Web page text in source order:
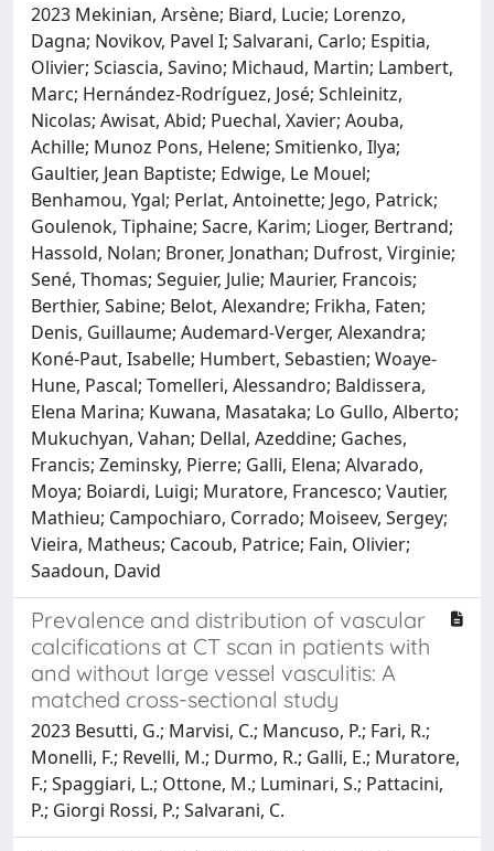
2023 Mekinian, Arsène; Biard, Lucie; Lorenzo,
Dagna; Novikov, Pavel I; Salvarani, Carlo; Espitia,
Olivier; Sciascia, Savino; Michaud, Martin; Lambert,
Marc; Hernández-Rodríguez, José; Schleinitz,
Nicolas; Awisat, Abid; Puechal, Xavier; Aouba,
Achille; Munoz Pons, Helene; Smitienko, Ilya;
Gaultier, Jean Baptiste; Edwige, Le Mouel;
Benhamou, Ygal; Perlat, Antoinette; Jego, Patrick;
Goulenok, Tiphaine; Sacre, Karim; Lioger, Bertrand;
Hassold, Nolan; Broner, Jonathan; Dufrost, Virginie;
Sené, Thomas; Seguier, Julie; Maurier, Francois;
Berthier, Sabine; Belot, Alexandre; Frikha, Faten;
Denis, Guillaume; Audemard-Verger, Alexandra;
Koné-Paut, Isabelle; Humbert, Sebastien; Woaye-
Hune, Pascal; Tomelleri, Alessandro; Baldissera,
Elena Marina; Kuwana, Masataka; Lo Gullo, Alberto;
Mukuchyan, Vahan; Dellal, Azeddine; Gaches,
Francis; Zeminsky, Pierre; Galli, Elena; Alvarado,
Moya; Boiardi, Luigi; Muratore, Francesco; Vautier,
Mathieu; Campochiaro, Corrado; Moiseev, Sergey;
Vieira, Matheus; Cacoub, Patrice; Fain, Olivier;
Saadoun, David
Prevalence and distribution of vascular
calcifications at CT scan in patients with
and without large vessel vasculitis: A
matched cross-sectional study
2023 Besutti, G.; Marvisi, C.; Mancuso, P.; Fari, R.;
Monelli, F.; Revelli, M.; Durmo, R.; Galli, E.; Muratore,
F.; Spaggiari, L.; Ottone, M.; Luminari, S.; Pattacini,
P.; Giorgi Rossi, P.; Salvarani, C.